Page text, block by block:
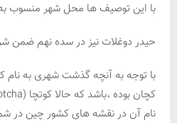
با این توصیف ها محل شهر منسوب به
حیدر دوغلات نیز در سده نهم ضمن
با توجه به آنچه گذشت شهری به نام
نام آن در نقشه های کشور چین در